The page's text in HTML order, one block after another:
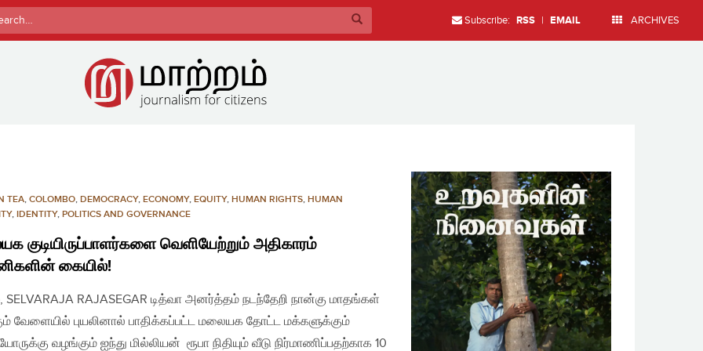
Subscribe: RSS | EMAIL ARCHIVES
TEA, COLOMBO, DEMOCRACY, ECONOMY, EQUITY, HUMAN RIGHTS, HUMAN
, IDENTITY, POLITICS AND GOVERNANCE
குடியிருப்பாளர்களை வெளியேற்றும் அதிகாரம்
கையில்!
SELVARAJA RAJASEGAR டித்வா அனர்த்தம் நடந்தேறி நான்கு மாதங்கள்
வேளையில் புயலினால் பாதிக்கப்பட்ட மலையக தோட்ட மக்களுக்கும்
வழங்கும் ஐந்து மில்லியன் ரூபா நிதியும் வீடு நிர்மாணிப்பதற்காக 10